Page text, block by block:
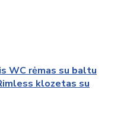
WC rėmas su baltu
klozetas su